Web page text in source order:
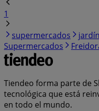
1
supermercados
Supermercados
Tiendeo forma parte de
tecnológica que está
en todo el mundo.